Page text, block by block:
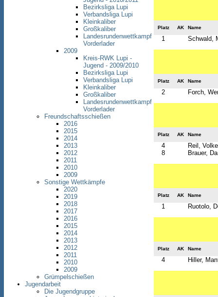
Bezirksliga Lupi
Verbandsliga Lupi
Kleinkaliber
Großkaliber
Landesrundenwettkampf
Vorderlader
2009
Kreis-RWK Lupi -
Jugend - 2009/2010
Bezirksliga Lupi
Verbandsliga Lupi
Kleinkaliber
Großkaliber
Landesrundenwettkampf
Vorderlader
Freundschaftsschießen
2016
2015
2014
2013
2012
2011
2010
2009
Sonstige Wettkämpfe
2020
2019
2018
2017
2016
2015
2014
2013
2012
2011
2010
2009
Grümpelschießen
Jugendarbeit
Die Jugendgruppe
Platz AK Name
1 Schwald,
Platz AK Name
2 Forch,
Platz AK Name
4
Reil,
8
Brauer,
Platz AK Name
1 Ruotolo,
Platz AK Name
4 Hiller,